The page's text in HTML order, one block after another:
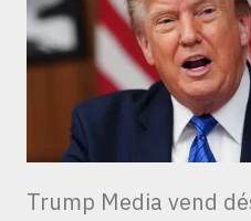
Trump Media vend